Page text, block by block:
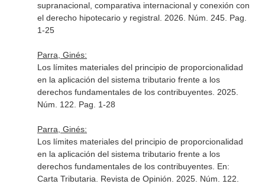
supranacional, comparativa internacional y conexión con
el derecho hipotecario y registral. 2026. Núm. 245. Pag.
1-25
Parra, Ginés:
Los límites materiales del principio de proporcionalidad
en la aplicación del sistema tributario frente a los
derechos fundamentales de los contribuyentes. 2025.
Núm. 122. Pag. 1-28
Parra, Ginés:
Los límites materiales del principio de proporcionalidad
en la aplicación del sistema tributario frente a los
derechos fundamentales de los contribuyentes. En:
Carta Tributaria. Revista de Opinión . 2025. Núm. 122.